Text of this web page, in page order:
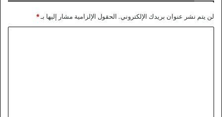
لن يتم نشر عنوان بريدك الإلكتروني. الحقول الإلزامية مشار إليها بـ*